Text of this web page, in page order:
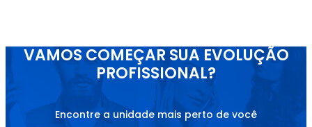
VAMOS COMEÇAR SUA EVOLUÇÃO
PROFISSIONAL?
Encontre a unidade mais perto de você